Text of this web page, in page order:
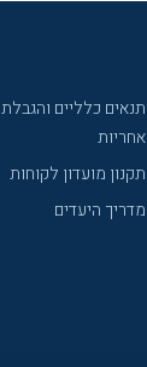
תנאים כלליים והגבלת
אחריות
תקנון מועדון לקוחות
מדריך היעדים